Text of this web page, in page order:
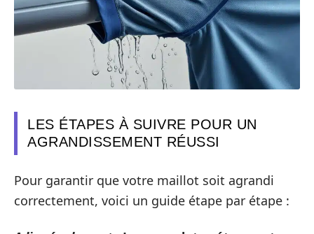
LES ÉTAPES À SUIVRE POUR UN
AGRANDISSEMENT RÉUSSI
Pour garantir que votre maillot soit agrandi
correctement, voici un guide étape par étape :